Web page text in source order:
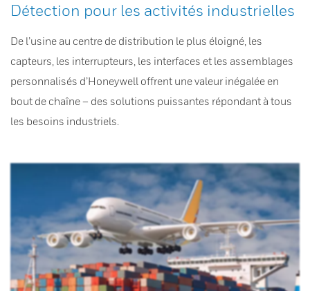
Détection pour les activités industrielles
De l’usine au centre de distribution le plus éloigné, les
capteurs, les interrupteurs, les interfaces et les assemblages
personnalisés d’Honeywell offrent une valeur inégalée en
bout de chaîne – des solutions puissantes répondant à tous
les besoins industriels.